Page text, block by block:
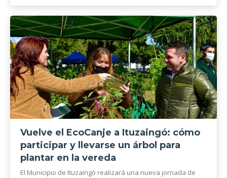
Vuelve el EcoCanje a Ituzaingó: cómo
participar y llevarse un árbol para
plantar en la vereda
El Municipio de Ituzaingó realizará una nueva jornada de